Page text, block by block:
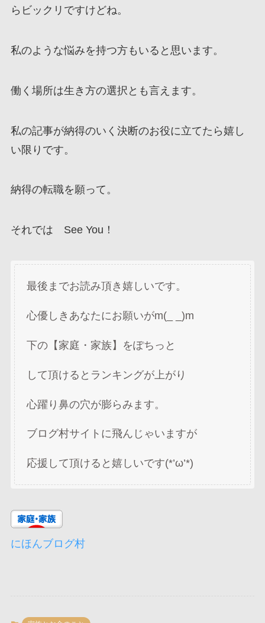
らビックリですけどね。
私のような悩みを持つ方もいると思います。
働く場所は生き方の選択とも言えます。
私の記事が納得のいく決断のお役に立てたら嬉し
い限りです。
納得の転職を願って。
それでは See You！
最後までお読み頂き嬉しいです。
心優しきあなたにお願いがm(_ _)m
下の【家庭・家族】をぽちっと
して頂けるとランキングが上がり
心躍り鼻の穴が膨らみます。
ブログ村サイトに飛んじゃいますが
応援して頂けると嬉しいです(*’ω’*)
にほんブログ村